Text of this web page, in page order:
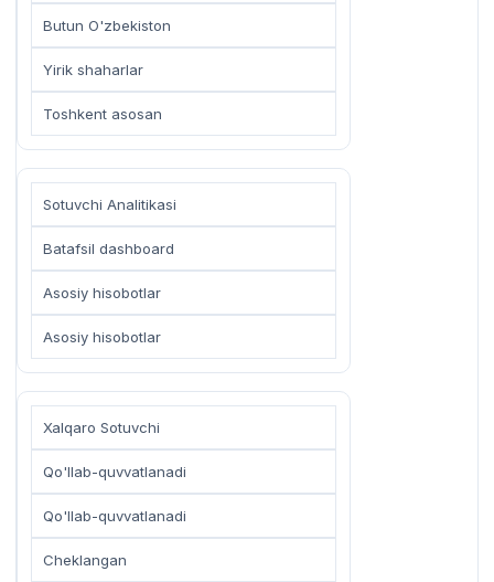
Butun O'zbekiston
Yirik shaharlar
Toshkent asosan
Sotuvchi Analitikasi
Batafsil dashboard
Asosiy hisobotlar
Asosiy hisobotlar
Xalqaro Sotuvchi
Qo'llab-quvvatlanadi
Qo'llab-quvvatlanadi
Cheklangan